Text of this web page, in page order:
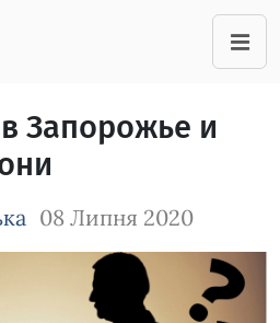
Запорожье и
08 Липня 2020